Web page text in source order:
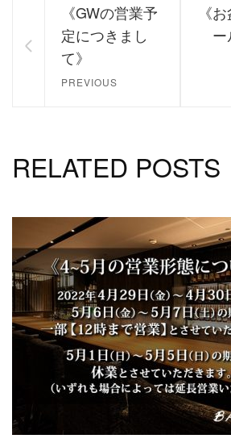
《GWの営業予
定につきまし
て》
PREVIOUS
《
ー
RELATED POSTS